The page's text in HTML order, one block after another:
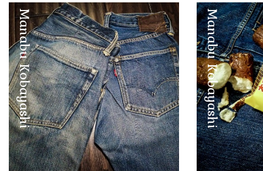
Manabu Kobayashi Manabu Kobayashi